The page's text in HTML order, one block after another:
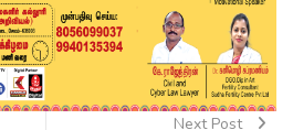
Next Post